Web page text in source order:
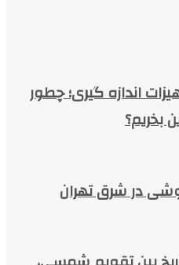
اندازه گیری؛ چطور
بخریم؟
در شرق تهران